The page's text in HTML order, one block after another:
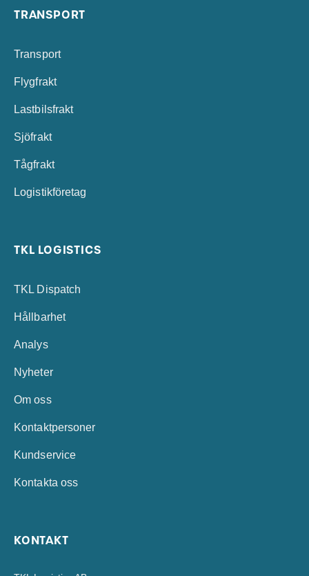
TRANSPORT
Transport
Flygfrakt
Lastbilsfrakt
Sjöfrakt
Tågfrakt
Logistikföretag
TKL LOGISTICS
TKL Dispatch
Hållbarhet
Analys
Nyheter
Om oss
Kontaktpersoner
Kundservice
Kontakta oss
KONTAKT